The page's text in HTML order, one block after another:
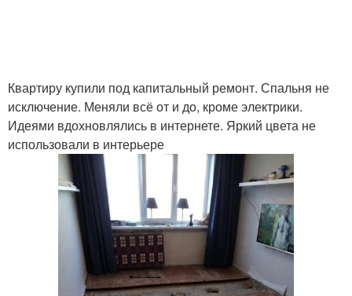
Квартиру купили под капитальный ремонт. Спальня не
исключение. Меняли всё от и до, кроме электрики.
Идеями вдохновлялись в интернете. Яркий цвета не
использовали в интерьере